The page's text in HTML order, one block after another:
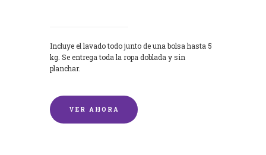
Incluye el lavado todo junto de una bolsa hasta 5
kg. Se entrega toda la ropa doblada y sin
planchar.
VER AHORA